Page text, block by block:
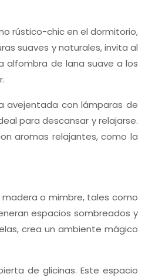
rústico-chic en el dormitorio,
suaves y naturales, invita al
alfombra de lana suave a los
avejentada con lámparas de
para descansar y relajarse.
aromas relajantes, como la
madera o mimbre, tales como
espacios sombreados y
crea un ambiente mágico
de glicinas. Este espacio